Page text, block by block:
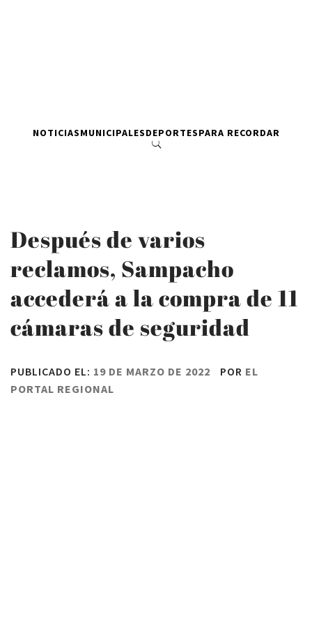
NOTICIASMUNICIPALESDEPORTESPARA RECORDAR
Después de varios
reclamos, Sampacho
accederá a la compra de 11
cámaras de seguridad
PUBLICADO EL: 19 DE MARZO DE 2022 POR EL
PORTAL REGIONAL